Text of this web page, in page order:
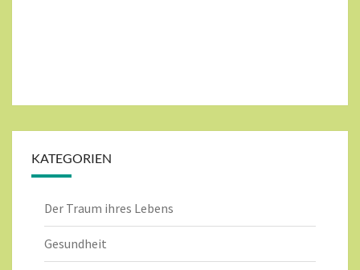
KATEGORIEN
Der Traum ihres Lebens
Gesundheit